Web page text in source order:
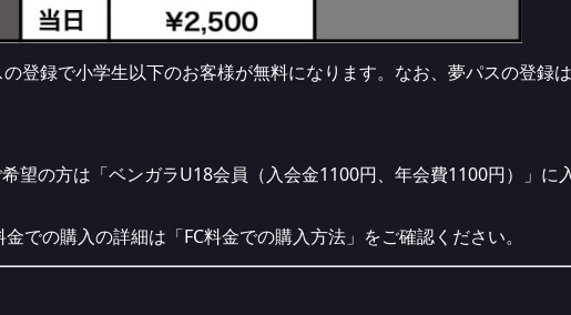
登録で小学生以下のお客様が無料になります。なお、夢パスの登録
望の方は「ベンガラU18会員（入会金1100円、年会費1100円）」に
での購入の詳細は「FC料金での購入方法」をご確認ください。